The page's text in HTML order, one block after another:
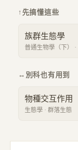
↑ 先搞懂這些
族群生態學
普通生物學（下） ·
↔ 別科也有用到
物種交互作用
生態學 · 群落生態